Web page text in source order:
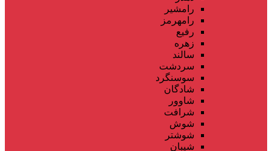
رامشیر
رامهرمز
رفیع
زهره
سالند
سردشت
سوسنگرد
شادگان
شاوور
شرافت
شوش
شوشتر
شیبان